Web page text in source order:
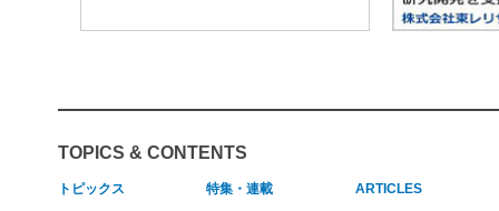
TOPICS & CONTENTS
トピックス 特集・連載 ARTICLES